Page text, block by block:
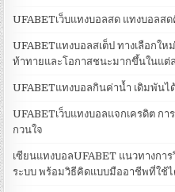
UFABETเว็บแทงบอลสด แทงบอลส
UFABETแทงบอลสเต็ป ทางเลือกใ
ท้าทายและโอกาสชนะมากขึ้นในแต่
UFABETแทงบอลกินค่าน้ำ เดิมพัน
UFABETเว็บแทงบอลแจกเครดิต ก
กวนใจ
เซียนแทงบอลUFABET แนวทางกา
ระบบ พร้อมวิธีคิดแบบมืออาชีพที่ใช้ไ